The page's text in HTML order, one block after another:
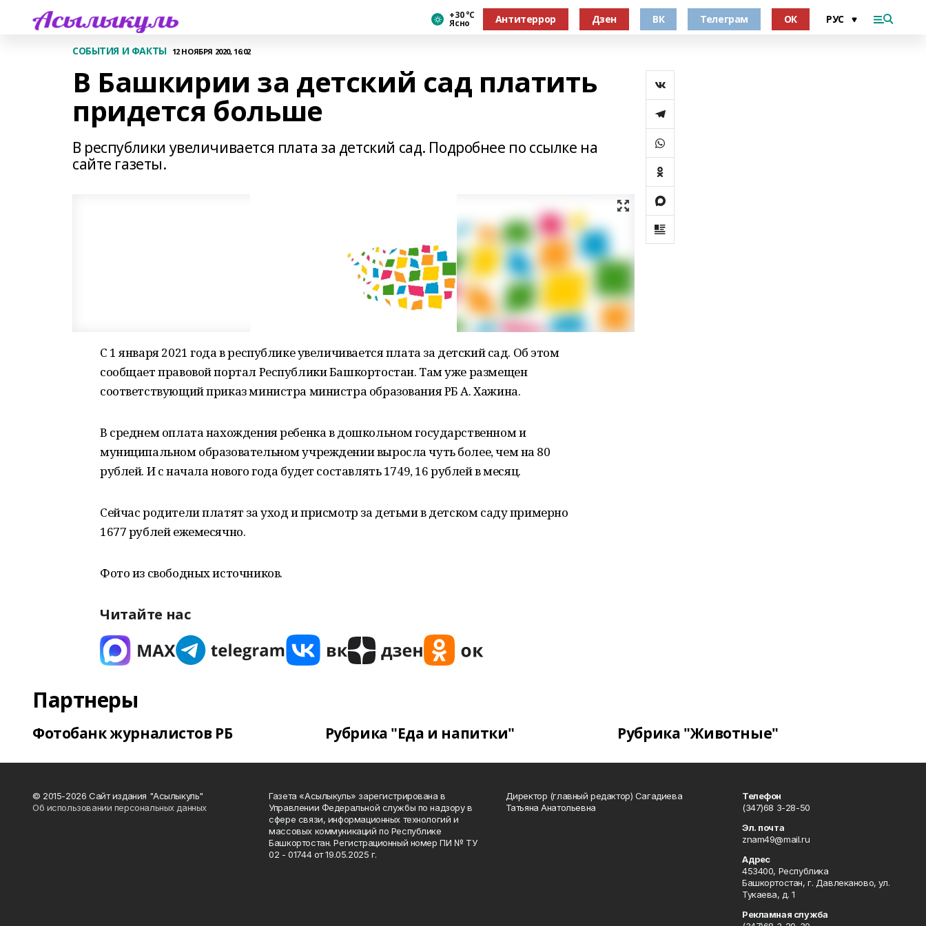
+30 °С
Ясно Антитеррор Дзен ВК Телеграм ОК
СОБЫТИЯ И ФАКТЫ 12 НОЯБРЯ 2020, 16:02
В Башкирии за детский сад платить
придется больше
В республики увеличивается плата за детский сад. Подробнее по ссылке на
сайте газеты.
С 1 января 2021 года в республике увеличивается плата за детский сад. Об этом
сообщает правовой портал Республики Башкортостан. Там уже размещен
соответствующий приказ министра министра образования РБ А. Хажина.
В среднем оплата нахождения ребенка в дошкольном государственном и
муниципальном образовательном учреждении выросла чуть более, чем на 80
рублей. И с начала нового года будет составлять 1749, 16 рублей в месяц.
Сейчас родители платят за уход и присмотр за детьми в детском саду примерно
1677 рублей ежемесячно.
Фото из свободных источников.
Читайте нас
Партнеры
Фотобанк журналистов РБ Рубрика "Еда и напитки" Рубрика "Животные"
© 2015-2026 Сайт издания "Асылыкуль"
Об использовании персональных данных
Газета «Асылыкуль» зарегистрирована в
Управлении Федеральной службы по надзору в
сфере связи, информационных технологий и
массовых коммуникаций по Республике
Башкортостан. Регистрационный номер ПИ № ТУ
02 - 01744 от 19.05.2025 г.
Директор (главный редактор) Сагадиева
Татьяна Анатольевна
Телефон
(347)68 3-28-50
Эл. почта
znam49@mail.ru
Адрес
453400, Республика
Башкортостан, г. Давлеканово, ул.
Тукаева, д. 1
Рекламная служба